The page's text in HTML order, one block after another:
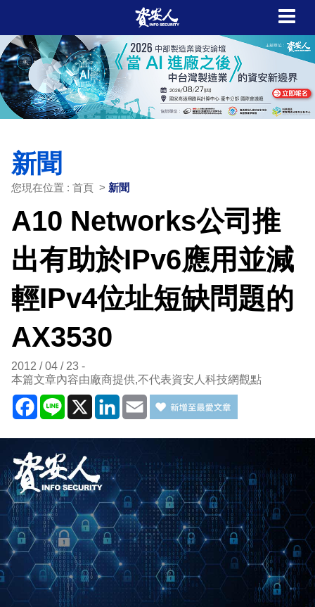
新聞
您現在位置 : 首頁 > 新聞
A10 Networks公司推
出有助於IPv6應用並減
輕IPv4位址短缺問題的
AX3530
2012 / 04 / 23
本篇文章內容由廠商提供,不代表資安人科技網觀點
Facebook
Line X LinkedIn
Email